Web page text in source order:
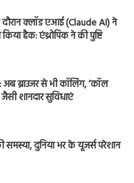
दौरान क्लॉड एआई (Claude AI) ने
हैक: एंथ्रोपिक ने की पुष्टि
ब्राउजर से भी कॉलिंग, ‘कॉल
शानदार सुविधाएं
दुनिया भर के यूजर्स परेशान